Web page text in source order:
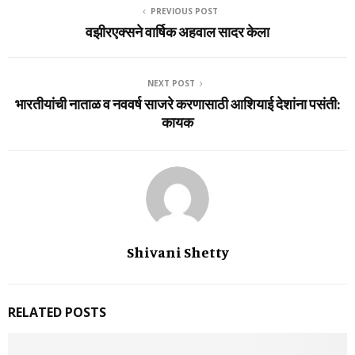
PREVIOUS POST
वझीरएक्सने वार्षिक अहवाल सादर केला
NEXT POST
भारतीयांची नाताळ व नववर्ष साजरे करणासाठी आशियाई देशांना पसंती:
कायक
Shivani Shetty
RELATED POSTS